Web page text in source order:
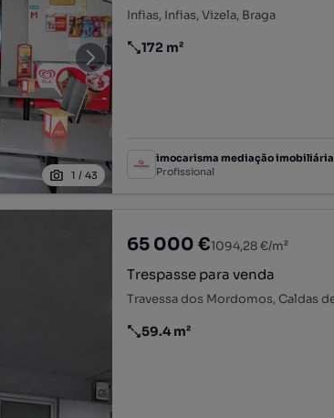
1 /43
Infias, Infias, Vizela, Braga
Preço por metro quadrado
172 m²
imocarisma mediação imobiliária
Profissional
65 000 €1094,28 €/m²
Trespasse para venda
Preço por metro quadrado
59.4 m²